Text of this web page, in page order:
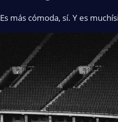
Es más cómoda, sí. Y es